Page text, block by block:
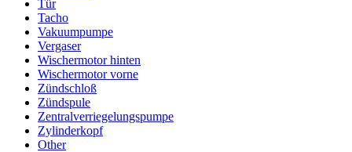
Tür
Tacho
Vakuumpumpe
Vergaser
Wischermotor hinten
Wischermotor vorne
Zündschloß
Zündspule
Zentralverriegelungspumpe
Zylinderkopf
Other